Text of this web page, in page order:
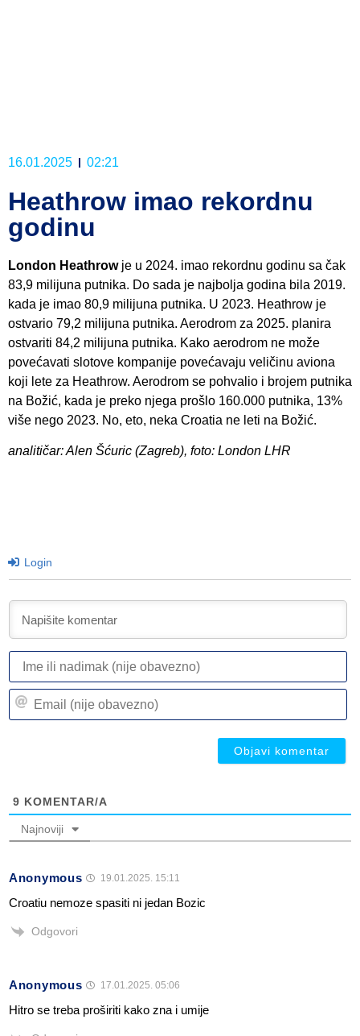
16.01.2025 02:21
Heathrow imao rekordnu
godinu
London Heathrowje u 2024. imao rekordnu godinu sa čak
83,9 milijuna putnika. Do sada je najbolja godina bila 2019.
kada je imao 80,9 milijuna putnika. U 2023. Heathrow je
ostvario 79,2 milijuna putnika. Aerodrom za 2025. planira
ostvariti 84,2 milijuna putnika. Kako aerodrom ne može
povećavati slotove kompanije povećavaju veličinu aviona
koji lete za Heathrow. Aerodrom se pohvalio i brojem putnika
na Božić, kada je preko njega prošlo 160.000 putnika, 13%
više nego 2023. No, eto, neka Croatia ne leti na Božić.
analitičar: Alen Šćuric (Zagreb), foto: London LHR
Login
9 KOMENTAR/A
Najnoviji
Anonymous 19.01.2025. 15:11
Croatiu nemoze spasiti ni jedan Bozic
Odgovori
Anonymous 17.01.2025. 05:06
Hitro se treba proširiti kako zna i umije